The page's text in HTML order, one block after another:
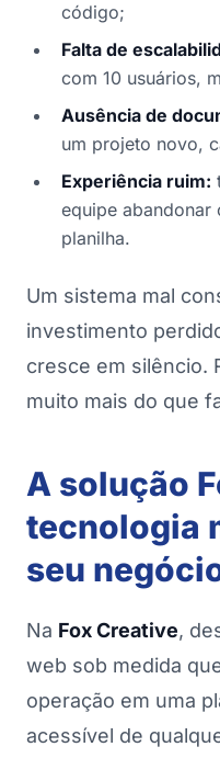
código;
Falta de
com 10 usuários,
Ausência de
um projeto novo,
Experiência ruim:
equipe abandonar
planilha.
Um sistema mal
investimento
cresce em silêncio.
muito mais do que
A solução
tecnologia
seu
Na Fox Creative,
web sob medida
operação em uma
acessível de